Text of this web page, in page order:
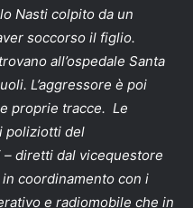
Nasti colpito da un
soccorso il figlio.
all’ospedale Santa
L’aggressore è poi
proprie tracce. Le
poliziotti del
diretti dal vicequestore
coordinamento con i
e radiomobile che in